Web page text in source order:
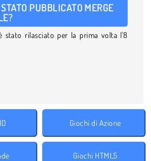
PUBBLICATO MERGE
stato rilasciato per la prima volta l'8
Giochi di Azione
Giochi HTML5